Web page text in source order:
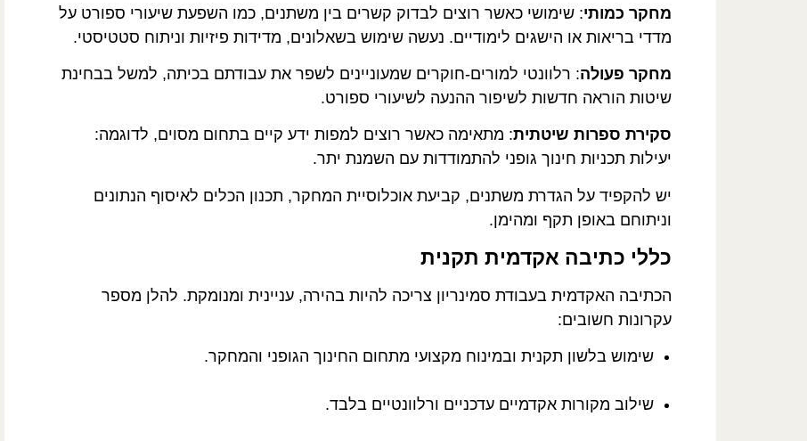
מחקר כמותי: שימושי כאשר רוצים לבדוק קשרים בין משתנים, כמו השפעת שיעורי ספורט על
מדדי בריאות או הישגים לימודיים. נעשה שימוש בשאלונים, מדידות פיזיות וניתוח סטטיסטי.
מחקר פעולה: רלוונטי למורים-חוקרים שמעוניינים לשפר את עבודתם בכיתה, למשל בבחינת
שיטות הוראה חדשות לשיפור ההנעה לשיעורי ספורט.
סקירת ספרות שיטתית: מתאימה כאשר רוצים למפות ידע קיים בתחום מסוים, לדוגמה:
יעילות תכניות חינוך גופני להתמודדות עם השמנת יתר.
יש להקפיד על הגדרת משתנים, קביעת אוכלוסיית המחקר, תכנון הכלים לאיסוף הנתונים
וניתוחם באופן תקף ומהימן.
כללי כתיבה אקדמית תקנית
הכתיבה האקדמית בעבודת סמינריון צריכה להיות בהירה, עניינית ומנומקת. להלן מספר
עקרונות חשובים:
שימוש בלשון תקנית ובמינוח מקצועי מתחום החינוך הגופני והמחקר.
שילוב מקורות אקדמיים עדכניים ורלוונטיים בלבד.